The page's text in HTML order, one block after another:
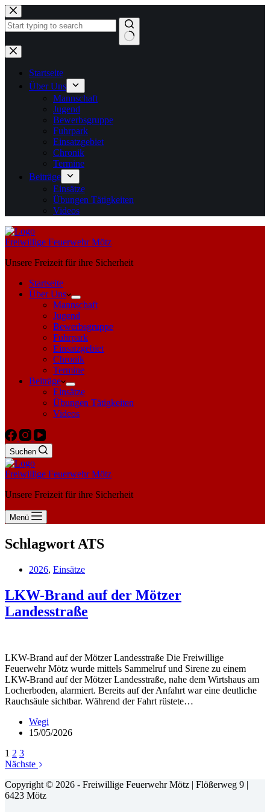
Zum
Inhalt
springen
Keine
Ergebnisse
Startseite
Über Uns
Mannschaft
Jugend
Bewerbsgruppe
Fuhrpark
Einsatzgebiet
Chronik
Termine
Beiträge
Einsätze
Übungen Tätigkeiten
Videos
Freiwillige Feuerwehr Mötz
Unsere Freizeit für ihre Sicherheit
Startseite
Über Uns
Mannschaft
Jugend
Bewerbsgruppe
Fuhrpark
Einsatzgebiet
Chronik
Termine
Beiträge
Einsätze
Übungen Tätigkeiten
Videos
Suchen
Freiwillige Feuerwehr Mötz
Unsere Freizeit für ihre Sicherheit
Menü
Schlagwort ATS
2026, Einsätze
LKW-Brand auf der Mötzer
Landesstraße
LKW-Brand auf der Mötzer Landesstraße Die Freiwillige
Feuerwehr Mötz wurde mittels Sammelruf und Sirene zu einem
LKW-Brand auf der Mötzer Landesstraße, nahe dem Wirtshaus am
Locherboden, alarmiert. Bereits auf der Anfahrt war eine deutliche
Rauchsäule sichtbar. Während der Fahrt rüstete…
Wegi
15/05/2026
1 2 3
Nächste
Copyright © 2026 - Freiwillige Feuerwehr Mötz | Flößerweg 9 |
6423 Mötz